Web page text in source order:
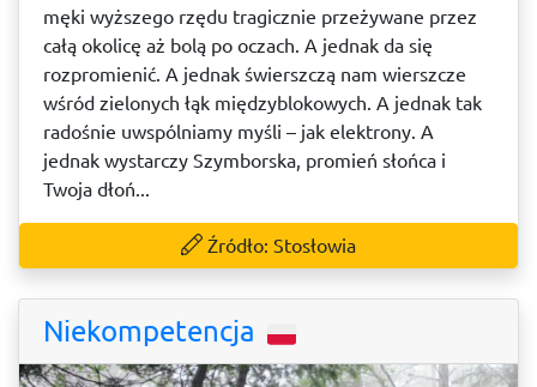
męki wyższego rzędu tragicznie przeżywane przez
całą okolicę aż bolą po oczach. A jednak da się
rozpromienić. A jednak świerszczą nam wierszcze
wśród zielonych łąk międzyblokowych. A jednak tak
radośnie uwspólniamy myśli – jak elektrony. A
jednak wystarczy Szymborska, promień słońca i
Twoja dłoń...
Źródło: Stosłowia
Niekompetencja